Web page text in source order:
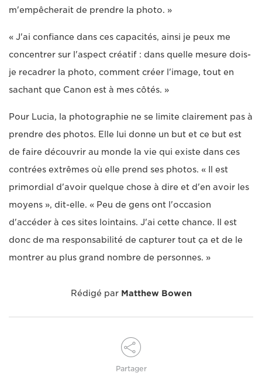
m'empêcherait de prendre la photo. »
« J'ai confiance dans ces capacités, ainsi je peux me
concentrer sur l'aspect créatif : dans quelle mesure dois-
je recadrer la photo, comment créer l'image, tout en
sachant que Canon est à mes côtés. »
Pour Lucia, la photographie ne se limite clairement pas à
prendre des photos. Elle lui donne un but et ce but est
de faire découvrir au monde la vie qui existe dans ces
contrées extrêmes où elle prend ses photos. « Il est
primordial d'avoir quelque chose à dire et d'en avoir les
moyens », dit-elle. « Peu de gens ont l'occasion
d'accéder à ces sites lointains. J'ai cette chance. Il est
donc de ma responsabilité de capturer tout ça et de le
montrer au plus grand nombre de personnes. »
Rédigé par Matthew Bowen
Partager